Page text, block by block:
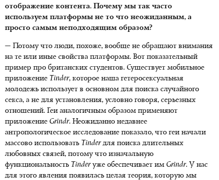
отображение контента. Почему мы так часто
используем платформы не то что неожиданным, а
просто самым неподходящим образом?
— Потому что люди, похоже, вообще не обращают внимания
на те или иные свойства платформы. Вот показательный
пример про британских студентов. Существует мобильное
приложение Tinder, которое наша гетеросексуальная
молодежь использует в основном для поиска случайного
секса, а не для установления, условно говоря, серьезных
отношений. Геи аналогичным образом применяют
приложение Grindr. Неожиданно недавнее
антропологическое исследование показало, что геи начали
массово использовать Tinderдля поиска длительных
любовных связей, потому что изначальную
функциональность Tinderуже обеспечивает им Grindr. У нас
для этого явления появилась целая теория, которую мы